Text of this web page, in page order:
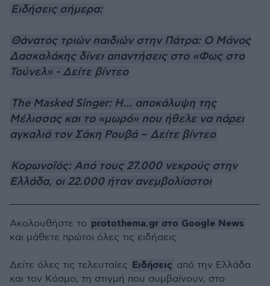
Ειδήσεις σήμερα:
Θάνατος τριών παιδιών στην Πάτρα: Ο Μάνος
Δασκαλάκης δίνει απαντήσεις στο «Φως στο
Τούνελ» - Δείτε βίντεο
The Masked Singer: Η… αποκάλυψη της
Μέλισσας και το «μωρό» που ήθελε να πάρει
αγκαλιά τον Σάκη Ρουβά – Δείτε βίντεο
Κορωνοϊός: Από τους 27.000 νεκρούς στην
Ελλάδα, οι 22.000 ήταν ανεμβολίαστοι
Ακολουθήστε το protothema.gr στο Google News
και μάθετε πρώτοι όλες τις ειδήσεις
Δείτε όλες τις τελευταίες Ειδήσεις από την Ελλάδα
και τον Κόσμο, τη στιγμή που συμβαίνουν, στο